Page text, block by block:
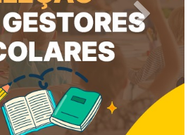
Next